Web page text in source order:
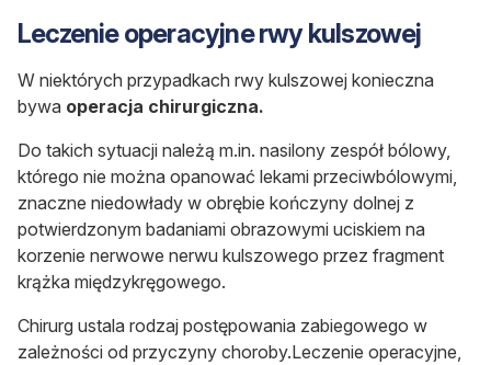
Leczenie operacyjne rwy kulszowej
W niektórych przypadkach rwy kulszowej konieczna
bywa operacja chirurgiczna.
Do takich sytuacji należą m.in. nasilony zespół bólowy,
którego nie można opanować lekami przeciwbólowymi,
znaczne niedowłady w obrębie kończyny dolnej z
potwierdzonym badaniami obrazowymi uciskiem na
korzenie nerwowe nerwu kulszowego przez fragment
krążka międzykręgowego.
Chirurg ustala rodzaj postępowania zabiegowego w
zależności od przyczyny choroby.Leczenie operacyjne,